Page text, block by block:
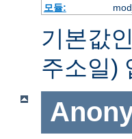
모듈:
기본값인
주소일)